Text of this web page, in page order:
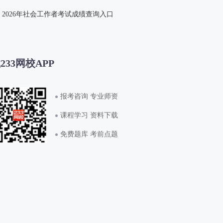
2026年社会工作者考试成绩查询入口
网校APP
报考咨询 专业师资
课程学习 资料下载
免费题库 考前点题